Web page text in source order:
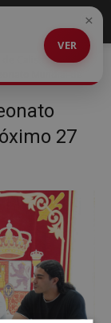
Calistenia el
Mundial de
27
VER
×